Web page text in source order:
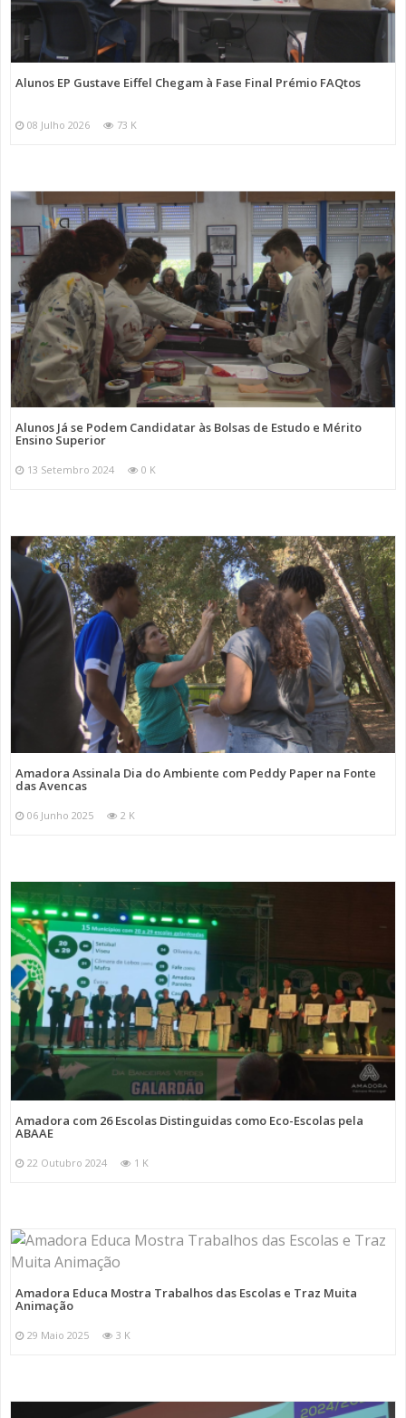
Alunos EP Gustave Eiffel Chegam à Fase Final Prémio FAQtos
08 Julho 2026 73 K
Alunos Já se Podem Candidatar às Bolsas de Estudo e Mérito
Ensino Superior
13 Setembro 2024 0 K
Amadora Assinala Dia do Ambiente com Peddy Paper na Fonte
das Avencas
06 Junho 2025 2 K
Amadora com 26 Escolas Distinguidas como Eco-Escolas pela
ABAAE
22 Outubro 2024 1 K
Amadora Educa Mostra Trabalhos das Escolas e Traz Muita
Animação
29 Maio 2025 3 K